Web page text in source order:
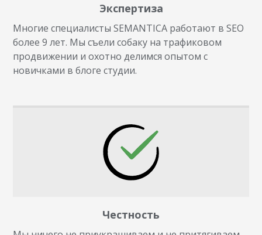
Экспертиза
Многие специалисты SEMANTICA работают в SEO
более 9 лет. Мы съели собаку на трафиковом
продвижении и охотно делимся опытом с
новичками в блоге студии.
Честность